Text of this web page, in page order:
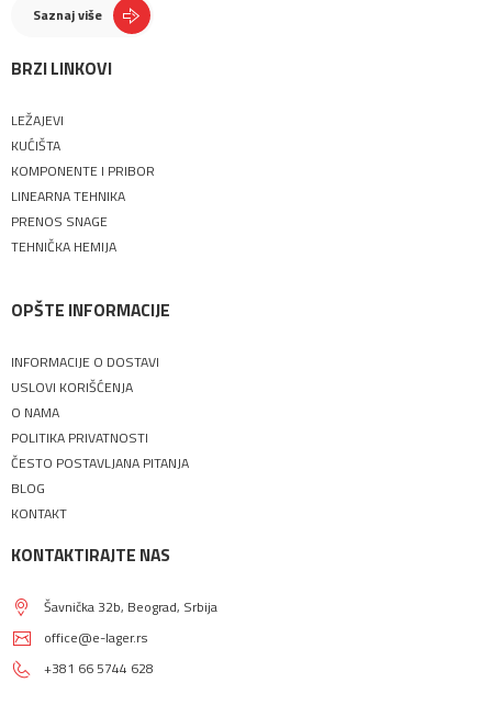
Saznaj više
BRZI LINKOVI
LEŽAJEVI
KUĆIŠTA
KOMPONENTE I PRIBOR
LINEARNA TEHNIKA
PRENOS SNAGE
TEHNIČKA HEMIJA
OPŠTE INFORMACIJE
INFORMACIJE O DOSTAVI
USLOVI KORIŠĆENJA
O NAMA
POLITIKA PRIVATNOSTI
ČESTO POSTAVLJANA PITANJA
BLOG
KONTAKT
KONTAKTIRAJTE NAS
Šavnička 32b, Beograd, Srbija
office@e-lager.rs
+381 66 5744 628